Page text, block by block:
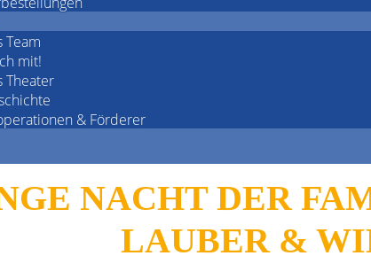
Team
mit!
Theater
& Förderer
NACHT DER
LAUBER &